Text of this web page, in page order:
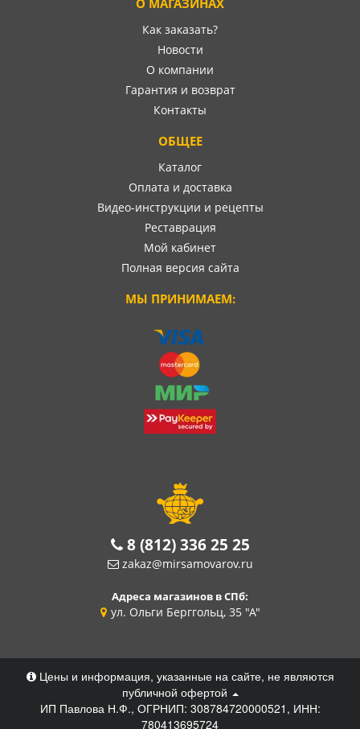
О МАГАЗИНАХ
Как заказать?
Новости
О компании
Гарантия и возврат
Контакты
ОБЩЕЕ
Каталог
Оплата и доставка
Видео-инструкции и рецепты
Реставрация
Мой кабинет
Полная версия сайта
МЫ ПРИНИМАЕМ:
8 (812) 336 25 25
zakaz@mirsamovarov.ru
Адреса магазинов в СПб:
ул. Ольги Берггольц, 35 "А"
Цены и информация, указанные на сайте, не являются
публичной офертой
ИП Павлова Н.Ф., ОГРНИП: 308784720000521, ИНН:
780413695724